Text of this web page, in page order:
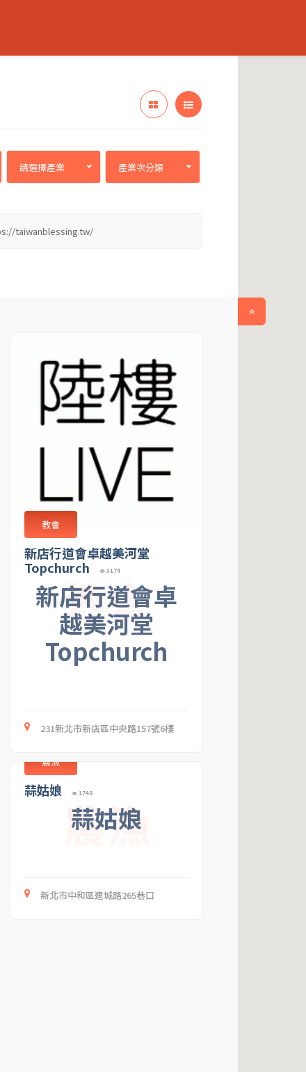
請選擇產業 產業次分類
教會
新店行道會卓越美河堂
Topchurch
3174
新店行道會卓
越美河堂
Topchurch
教會
231新北市新店區中央路157號6樓
農漁
蒜姑娘 1748
蒜姑娘
農漁
新北市中和區連城路265巷口